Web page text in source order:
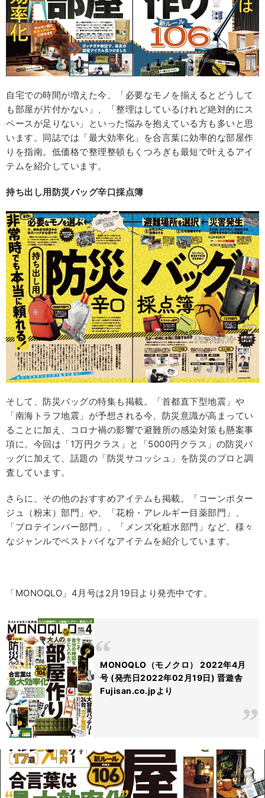
自宅での時間が増えた今、「必要なモノを揃えるとどうして
も部屋が片付かない」、「整理はしているけれど絶対的にス
ペースが足りない」といった悩みを抱えている方も多いと思
います。同誌では「最大効率化」を合言葉に効率的な部屋作
りを指南。低価格で整理整頓もくつろぎも最短で叶えるアイ
テムを紹介しています。
持ち出し用防災バッグ辛口採点簿
そして、防災バッグの特集も掲載。「首都直下型地震」や
「南海トラフ地震」が予想される今、防災意識が高まってい
ることに加え、コロナ禍の影響で避難所の感染対策も懸案事
項に。今回は「1万円クラス」と「5000円クラス」の防災バ
ッグに加えて、話題の「防災サコッシュ」を防災のプロと調
査しています。
さらに、その他のおすすめアイテムも掲載。「コーンポター
ジュ（粉末）部門」や、「花粉・アレルギー目薬部門」、
「プロテインバー部門」、「メンズ化粧水部門」など、様々
なジャンルでベストバイなアイテムを紹介しています。
「MONOQLO」4月号は2月19日より発売中です。
MONOQLO（モノクロ） 2022年4月
号 (発売日2022年02月19日) 晋遊舎
Fujisan.co.jpより